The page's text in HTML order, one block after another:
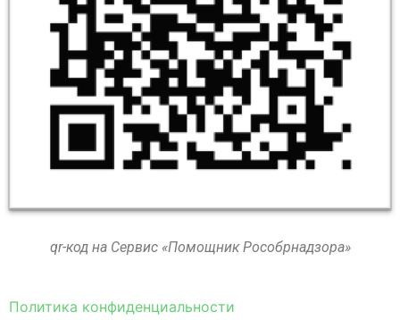
qr-код на Сервис «Помощник Рособрнадзора»
Политика конфиденциальности